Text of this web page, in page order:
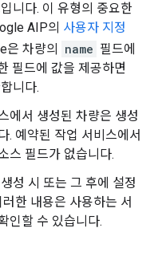
니다. 이 유형의 중요한
AIP의 사용자 지정
은 차량의 name 필드에
필드에 값을 제공하면
니다.
에서 생성된 차량은 생성
. 예약된 작업 서비스에서
스 필드가 없습니다.
성 시 또는 그 후에 설정
한 내용은 사용하는 서
인할 수 있습니다.